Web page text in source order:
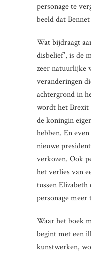
personage te
beeld dat
Wat bijdraagt
disbelief’, is de
zeer natuurlijke
veranderingen
achtergrond in
wordt het Brexit
de koningin
hebben. En
nieuwe
verkozen. Ook
het verlies van
tussen
personage
Waar het boek
begint met een
kunstwerken,